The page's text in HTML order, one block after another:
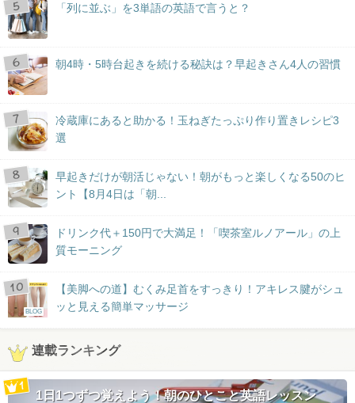
「列に並ぶ」を3単語の英語で言うと？
朝4時・5時台起きを続ける秘訣は？早起きさん4人の習慣
冷蔵庫にあると助かる！玉ねぎたっぷり作り置きレシピ3
選
早起きだけが朝活じゃない！朝がもっと楽しくなる50のヒ
ント【8月4日は「朝...
ドリンク代＋150円で大満足！「喫茶室ルノアール」の上
質モーニング
BLOG
【美脚への道】むくみ足首をすっきり！アキレス腱がシュ
ッと見える簡単マッサージ
連載ランキング
1日1つずつ覚えよう！朝のひとこと英語レッスン